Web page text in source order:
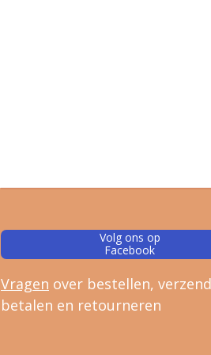
Volg ons op
Facebook
Vragen over bestellen, verz
betalen en retourneren